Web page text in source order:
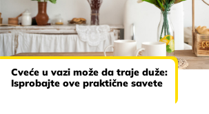
Cveće u vazi može da traje duže:
Isprobajte ove praktične savete